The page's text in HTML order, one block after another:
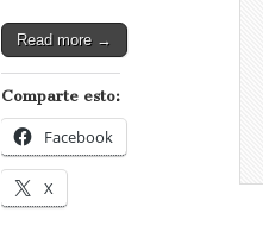
Read more →
Comparte esto:
Facebook
X